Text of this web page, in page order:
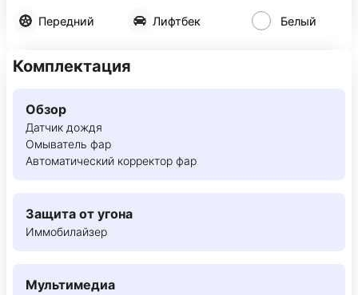
Передний Лифтбек Белый
Комплектация
Обзор
Датчик дождя
Омыватель фар
Автоматический корректор фар
Защита от угона
Иммобилайзер
Мультимедиа